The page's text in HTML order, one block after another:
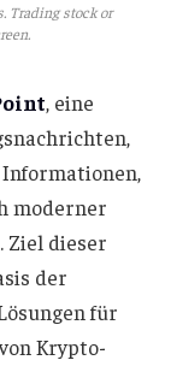
Trading stock or
, eine
moderner
Ziel dieser
der
für
Krypto-